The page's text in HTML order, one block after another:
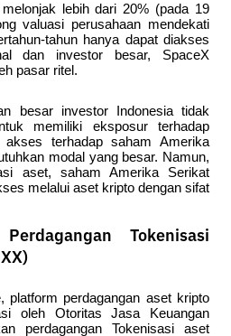
lebih dari 20% (pada 19
valuasi perusahaan mendekati
tahun hanya dapat diakses
dan investor besar, SpaceX
pasar ritel.
besar investor Indonesia tidak
memiliki eksposur terhadap
terhadap saham Amerika
modal yang besar. Namun,
aset, saham Amerika Serikat
melalui aset kripto dengan sifat
Tokenisasi
platform perdagangan aset kripto
oleh Otoritas Jasa Keuangan
perdagangan Tokenisasi aset